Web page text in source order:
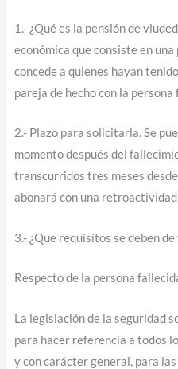
1.- ¿Qué es la pensión de
económica que consiste en
concede a quienes hayan
pareja de hecho con la persona
2.- Plazo para solicitarla. Se
momento después del
transcurridos tres meses
abonará con una
3.- ¿Que requisitos se deben de
Respecto de la persona
La legislación de la seguridad
para hacer referencia a todos
y con carácter general, para